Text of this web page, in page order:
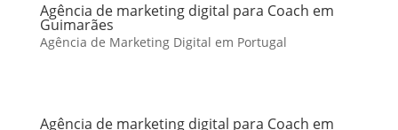
Agência de marketing digital para Coach em
Guimarães
Agência de Marketing Digital em Portugal
Agência de marketing digital para Coach em